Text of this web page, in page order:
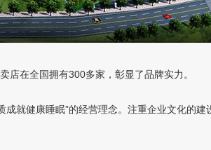
在全国拥有300多家，彰显了品牌实力。
健康睡眠”的经营理念。注重企业文化的建